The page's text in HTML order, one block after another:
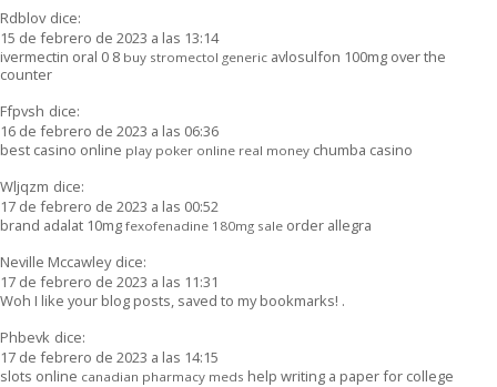
Rdblov dice:
15 de febrero de 2023 a las 13:14
ivermectin oral 0 8 buy stromectol generic avlosulfon 100mg over the
counter
Ffpvsh dice:
16 de febrero de 2023 a las 06:36
best casino online play poker online real money chumba casino
Wljqzm dice:
17 de febrero de 2023 a las 00:52
brand adalat 10mg fexofenadine 180mg sale order allegra
Neville Mccawley dice:
17 de febrero de 2023 a las 11:31
Woh I like your blog posts, saved to my bookmarks! .
Phbevk dice:
17 de febrero de 2023 a las 14:15
slots online canadian pharmacy meds help writing a paper for college